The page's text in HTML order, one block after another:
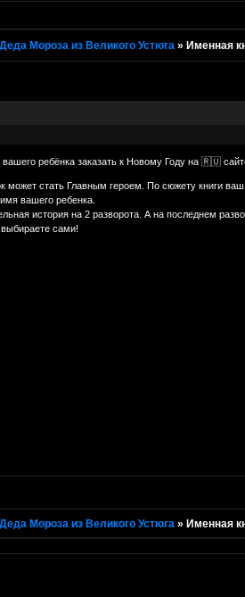
Мороза из Великого Устюга » Именная
ребёнка заказать к Новому Году на 🇷🇺
может стать Главным героем. По сюжету книги
вашего ребенка.
история на 2 разворота. А на последнем
сами!
Мороза из Великого Устюга » Именная